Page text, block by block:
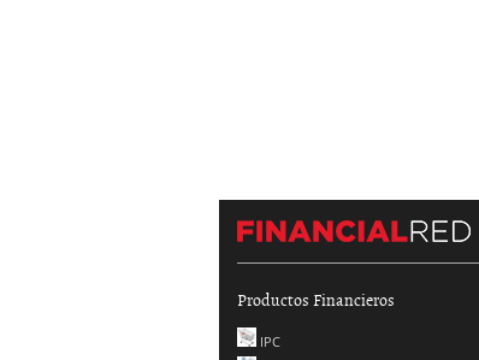
Productos Financieros
IPC